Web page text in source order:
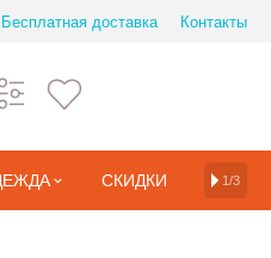
Бесплатная доставка Контакты
СКИДКИ 1/3